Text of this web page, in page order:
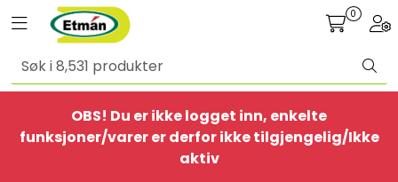
Skip to main content
Toggle navigation 0
OBS! Du er ikke logget inn, enkelte
funksjoner/varer er derfor ikke tilgjengelig/Ikke
aktiv
Alle produkter
BestSelgere